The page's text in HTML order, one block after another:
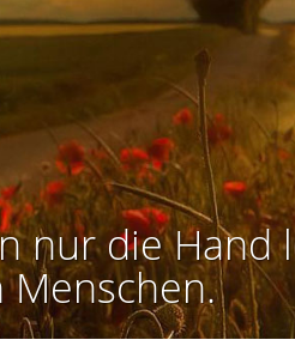
nur die Hand